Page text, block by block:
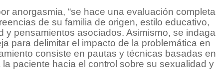
anorgasmia, “se hace una evaluación completa
de su familia de origen, estilo educativo,
y pensamientos asociados. Asimismo, se indaga
para delimitar el impacto de la problemática en
consiste en pautas y técnicas basadas en
paciente hacia el control sobre su sexualidad y